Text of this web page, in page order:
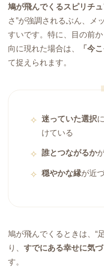
鳩が飛んでくるスピリチ
さ”が強調されるぶん、メ
すいです。特に、目の前
向に現れた場合は、
「今
て捉えられます。
迷っていた選択
けている
誰とつながるか
穏やかな縁が近
鳩が飛んでくるときは、“
り、 すでにある幸せに気づ
す。